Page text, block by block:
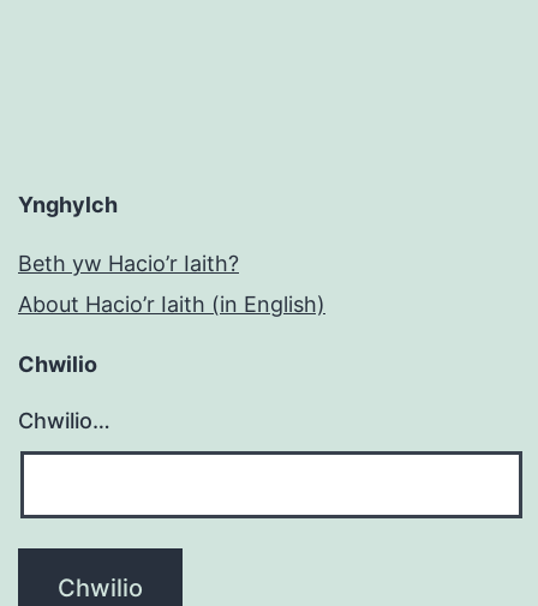
Ynghylch
Beth yw Hacio’r Iaith?
About Hacio’r Iaith (in English)
Chwilio
Chwilio…